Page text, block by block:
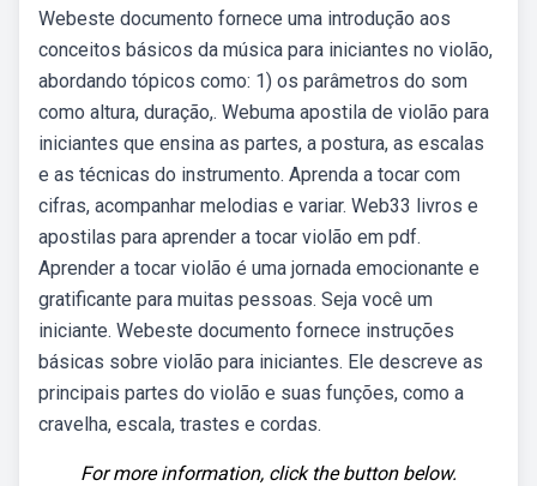
Webeste documento fornece uma introdução aos
conceitos básicos da música para iniciantes no violão,
abordando tópicos como: 1) os parâmetros do som
como altura, duração,. Webuma apostila de violão para
iniciantes que ensina as partes, a postura, as escalas
e as técnicas do instrumento. Aprenda a tocar com
cifras, acompanhar melodias e variar. Web33 livros e
apostilas para aprender a tocar violão em pdf.
Aprender a tocar violão é uma jornada emocionante e
gratificante para muitas pessoas. Seja você um
iniciante. Webeste documento fornece instruções
básicas sobre violão para iniciantes. Ele descreve as
principais partes do violão e suas funções, como a
cravelha, escala, trastes e cordas.
For more information, click the button below.